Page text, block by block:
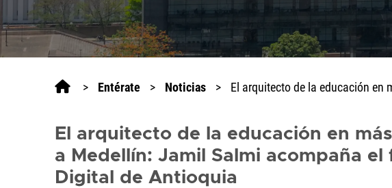
> Entérate > Noticias > El arquitecto de la educación en
El arquitecto de la educación en
a Medellín: Jamil Salmi acompaña
Digital de Antioquia